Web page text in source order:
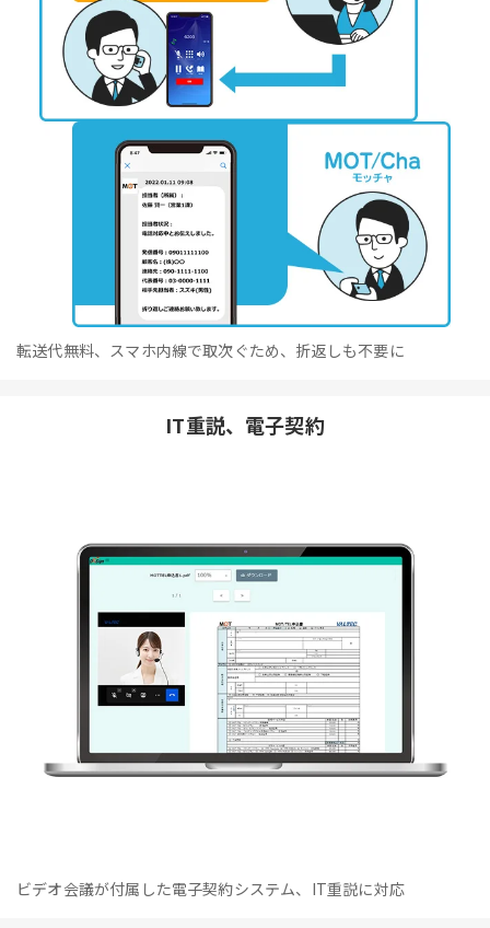
転送代無料、スマホ内線で取次ぐため、折返しも不要に
IT重説、電子契約
ビデオ会議が付属した電子契約システム、IT重説に対応